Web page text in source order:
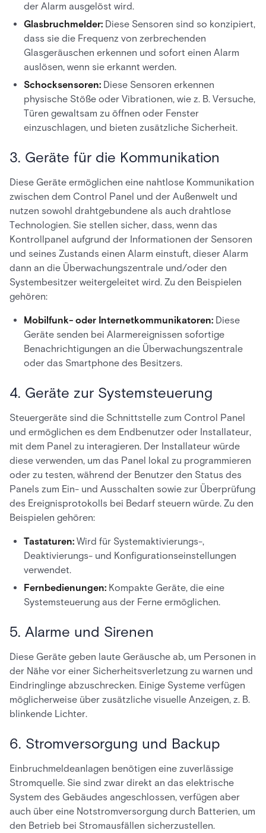
der Alarm ausgelöst wird.
Glasbruchmelder: Diese Sensoren sind so konzipiert,
dass sie die Frequenz von zerbrechenden
Glasgeräuschen erkennen und sofort einen Alarm
auslösen, wenn sie erkannt werden.
Schocksensoren: Diese Sensoren erkennen
physische Stöße oder Vibrationen, wie z. B. Versuche,
Türen gewaltsam zu öffnen oder Fenster
einzuschlagen, und bieten zusätzliche Sicherheit.
3. Geräte für die Kommunikation
Diese Geräte ermöglichen eine nahtlose Kommunikation
zwischen dem Control Panel und der Außenwelt und
nutzen sowohl drahtgebundene als auch drahtlose
Technologien. Sie stellen sicher, dass, wenn das
Kontrollpanel aufgrund der Informationen der Sensoren
und seines Zustands einen Alarm einstuft, dieser Alarm
dann an die Überwachungszentrale und/oder den
Systembesitzer weitergeleitet wird. Zu den Beispielen
gehören:
Mobilfunk- oder Internetkommunikatoren: Diese
Geräte senden bei Alarmereignissen sofortige
Benachrichtigungen an die Überwachungszentrale
oder das Smartphone des Besitzers.
4. Geräte zur Systemsteuerung
Steuergeräte sind die Schnittstelle zum Control Panel
und ermöglichen es dem Endbenutzer oder Installateur,
mit dem Panel zu interagieren. Der Installateur würde
diese verwenden, um das Panel lokal zu programmieren
oder zu testen, während der Benutzer den Status des
Panels zum Ein- und Ausschalten sowie zur Überprüfung
des Ereignisprotokolls bei Bedarf steuern würde. Zu den
Beispielen gehören:
Tastaturen: Wird für Systemaktivierungs-,
Deaktivierungs- und Konfigurationseinstellungen
verwendet.
Fernbedienungen: Kompakte Geräte, die eine
Systemsteuerung aus der Ferne ermöglichen.
5. Alarme und Sirenen
Diese Geräte geben laute Geräusche ab, um Personen in
der Nähe vor einer Sicherheitsverletzung zu warnen und
Eindringlinge abzuschrecken. Einige Systeme verfügen
möglicherweise über zusätzliche visuelle Anzeigen, z. B.
blinkende Lichter.
6. Stromversorgung und Backup
Einbruchmeldeanlagen benötigen eine zuverlässige
Stromquelle. Sie sind zwar direkt an das elektrische
System des Gebäudes angeschlossen, verfügen aber
auch über eine Notstromversorgung durch Batterien, um
den Betrieb bei Stromausfällen sicherzustellen.